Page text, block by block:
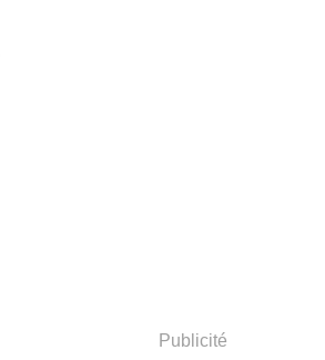
Publicité